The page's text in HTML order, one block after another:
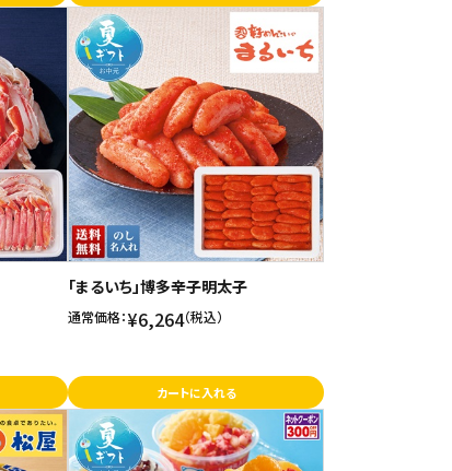
「まるいち」博多辛子明太子
通常価格：¥6,264（税込）
カートに入れる